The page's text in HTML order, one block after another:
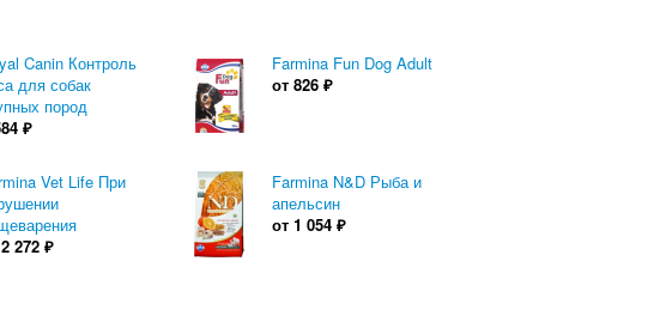
Canin Контроль
для собак
пород
₽
Farmina Fun Dog Adult
от 826 ₽
Vet Life При
2 272 ₽
Farmina N&D Рыба и
апельсин
от 1 054 ₽